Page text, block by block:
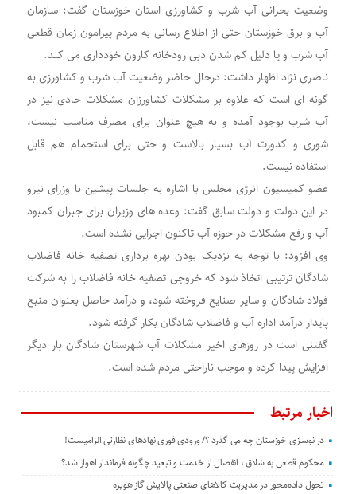
وضعیت بحرانی آب شرب و کشاورزی استان خوزستان گفت: سازمان
آب و برق خوزستان حتی از اطلاع رسانی به مردم پیرامون زمان قطعی
آب شرب و یا دلیل کم شدن دبی رودخانه کارون خودداری می کند.
ناصری نژاد اظهار داشت: درحال حاضر وضعیت آب شرب و کشاورزی به
گونه ای است که علاوه بر مشکلات کشاورزان مشکلات حادی نیز در
آب شرب بوجود آمده و به هیچ عنوان برای مصرف مناسب نیست،
شوری و کدورت آب بسیار بالاست و حتی برای استحمام هم قابل
استفاده نیست.
عضو کمیسیون انرژی مجلس با اشاره به جلسات پیشین با وزرای نیرو
در این دولت و دولت سابق گفت: وعده های وزیران برای جبران کمبود
آب و رفع مشکلات در حوزه آب تاکنون اجرایی نشده است.
وی افزود: با توجه به نزدیک بودن بهره برداری تصفیه خانه فاضلاب
شادگان ترتیبی اتخاذ شود که خروجی تصفیه خانه فاضلاب را به شرکت
فولاد شادگان و سایر صنایع فروخته شود، و درآمد حاصل بعنوان منبع
پایدار درآمد اداره آب و فاضلاب شادگان بکار گرفته شود.
گفتنی است در روزهای اخیر مشکلات آب شهرستان شادگان بار دیگر
افزایش پیدا کرده و موجب ناراحتی مردم شده است.
اخبار مرتبط
در نوسازی خوزستان چه می گذرد ؟/ ورودی فوری نهادهای نظارتی الزامیست!
محکوم قطعی به شلاق ، انفصال از خدمت و تبعید چگونه فرماندار اهواز شد؟
تحول داده‌محور در مدیریت کالاهای صنعتی پالایش گاز هویزه